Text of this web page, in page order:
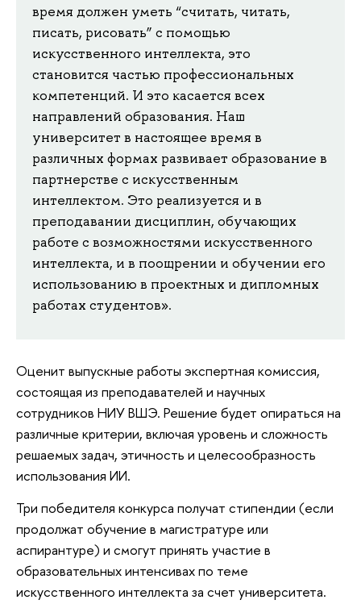
время должен уметь “считать, читать,
писать, рисовать” с помощью
искусственного интеллекта, это
становится частью профессиональных
компетенций. И это касается всех
направлений образования. Наш
университет в настоящее время в
различных формах развивает образование в
партнерстве с искусственным
интеллектом. Это реализуется и в
преподавании дисциплин, обучающих
работе с возможностями искусственного
интеллекта, и в поощрении и обучении его
использованию в проектных и дипломных
работах студентов».
Оценит выпускные работы экспертная комиссия,
состоящая из преподавателей и научных
сотрудников НИУ ВШЭ. Решение будет опираться на
различные критерии, включая уровень и сложность
решаемых задач, этичность и целесообразность
использования ИИ.
Три победителя конкурса получат стипендии (если
продолжат обучение в магистратуре или
аспирантуре) и смогут принять участие в
образовательных интенсивах по теме
искусственного интеллекта за счет университета.